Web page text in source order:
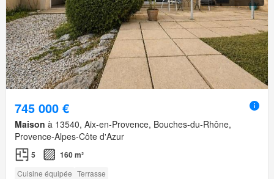
745 000 €
Maison à 13540, Aix-en-Provence, Bouches-du-Rhône,
Provence-Alpes-Côte d'Azur
5 160 m²
Cuisine équipée Terrasse